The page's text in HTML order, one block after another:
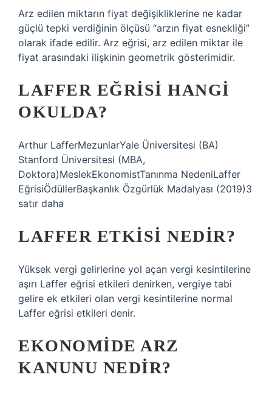
Arz edilen miktarın fiyat değişikliklerine ne kadar
güçlü tepki verdiğinin ölçüsü “arzın fiyat esnekliği”
olarak ifade edilir. Arz eğrisi, arz edilen miktar ile
fiyat arasındaki ilişkinin geometrik gösterimidir.
LAFFER EĞRISI HANGI
OKULDA?
Arthur LafferMezunlarYale Üniversitesi (BA)
Stanford Üniversitesi (MBA,
Doktora)MeslekEkonomistTanınma NedeniLaffer
EğrisiÖdüllerBaşkanlık Özgürlük Madalyası (2019)3
satır daha
LAFFER ETKISI NEDIR?
Yüksek vergi gelirlerine yol açan vergi kesintilerine
aşırı Laffer eğrisi etkileri denirken, vergiye tabi
gelire ek etkileri olan vergi kesintilerine normal
Laffer eğrisi etkileri denir.
EKONOMIDE ARZ
KANUNU NEDIR?